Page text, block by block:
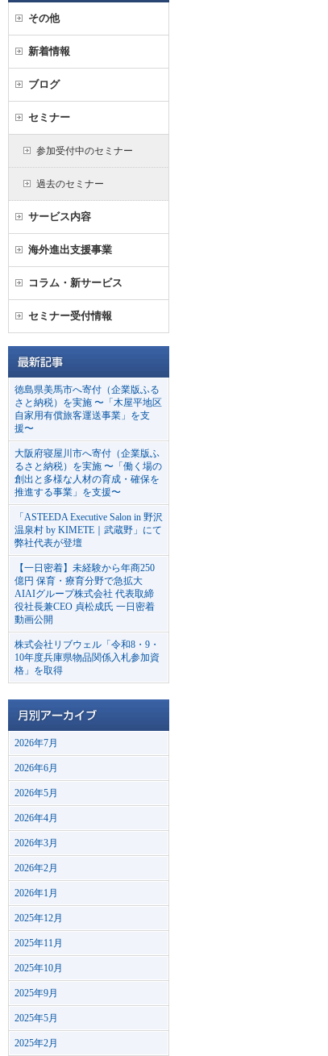
その他
新着情報
ブログ
セミナー
参加受付中のセミナー
過去のセミナー
サービス内容
海外進出支援事業
コラム・新サービス
セミナー受付情報
徳島県美馬市へ寄付（企業版ふる
さと納税）を実施 〜「木屋平地区
自家用有償旅客運送事業」を支
援〜
大阪府寝屋川市へ寄付（企業版ふ
るさと納税）を実施 〜「働く場の
創出と多様な人材の育成・確保を
推進する事業」を支援〜
「ASTEEDA Executive Salon in 野沢
温泉村 by KIMETE｜武蔵野」にて
弊社代表が登壇
【一日密着】未経験から年商250
億円 保育・療育分野で急拡大
AIAIグループ株式会社 代表取締
役社長兼CEO 貞松成氏 一日密着
動画公開
株式会社リブウェル「令和8・9・
10年度兵庫県物品関係入札参加資
格」を取得
2026年7月
2026年6月
2026年5月
2026年4月
2026年3月
2026年2月
2026年1月
2025年12月
2025年11月
2025年10月
2025年9月
2025年5月
2025年2月